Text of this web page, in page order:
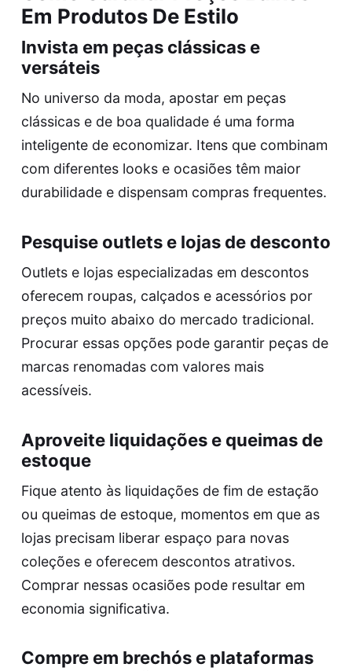
Em Produtos De Estilo
Invista em peças clássicas e
versáteis
No universo da moda, apostar em peças
clássicas e de boa qualidade é uma forma
inteligente de economizar. Itens que combinam
com diferentes looks e ocasiões têm maior
durabilidade e dispensam compras frequentes.
Pesquise outlets e lojas de desconto
Outlets e lojas especializadas em descontos
oferecem roupas, calçados e acessórios por
preços muito abaixo do mercado tradicional.
Procurar essas opções pode garantir peças de
marcas renomadas com valores mais
acessíveis.
Aproveite liquidações e queimas de
estoque
Fique atento às liquidações de fim de estação
ou queimas de estoque, momentos em que as
lojas precisam liberar espaço para novas
coleções e oferecem descontos atrativos.
Comprar nessas ocasiões pode resultar em
economia significativa.
Compre em brechós e plataformas